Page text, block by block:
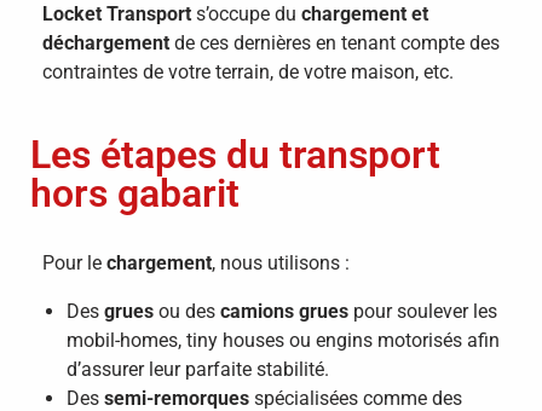
Locket Transport s’occupe du chargement et
déchargement de ces dernières en tenant compte des
contraintes de votre terrain, de votre maison, etc.
Les étapes du transport
hors gabarit
Pour le chargement, nous utilisons :
Des grues ou des camions grues ​​pour soulever les
mobil-homes, tiny houses ou engins motorisés afin
d’assurer leur parfaite stabilité.
Des semi-remorques spécialisées comme des